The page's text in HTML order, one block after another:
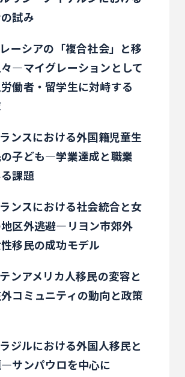
試み
ーシアの「複合社会」と移
―マイグレーションとして
働者・留学生に対峙する
ンスにおける外国籍児童生
子ども―学業達成と職業
課題
ンスにおける社会統合と女
区外逃避―リヨン市郊外
移民の成功モデル
ンアメリカ人移民の変容と
コミュニティの動向と政策
ジルにおける外国人移民と
サンパウロを中心に